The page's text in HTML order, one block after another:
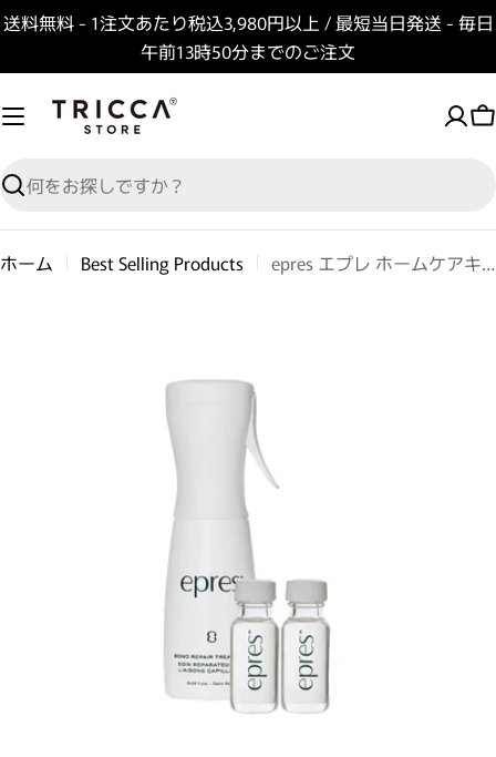
コンテンツへスキップ
送料無料 - 1注文あたり税込3,980円以上 / 最短当日発送 - 毎日
午前13時50分までのご注文
検索
ホーム Best Selling Products
epres エプレ ホームケアキット
ーダルで0のメディアを開く